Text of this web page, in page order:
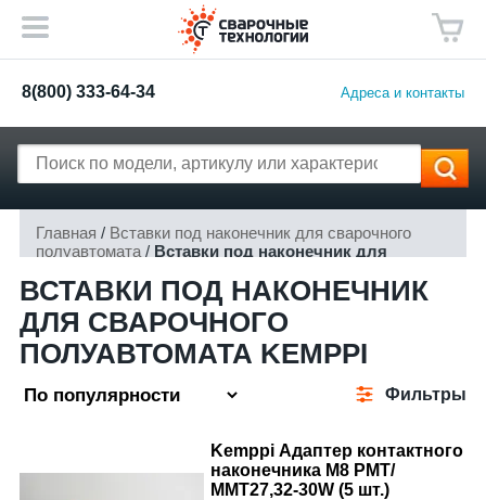
8(800) 333-64-34 Адреса и контакты
Главная / Вставки под наконечник для сварочного
полуавтомата / Вставки под наконечник для
ВСТАВКИ ПОД НАКОНЕЧНИК
ДЛЯ СВАРОЧНОГО
ПОЛУАВТОМАТА KEMPPI
Фильтры
Kemppi Адаптер контактного
наконечника М8 РМТ/
ММТ27,32-30W (5 шт.)